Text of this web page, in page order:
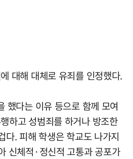
대해 대체로 유죄를 인정했다.
했다는 이유 등으로 함께 모여
하고 성범죄를 하거나 방조한
다. 피해 학생은 학교도 나가지
신체적·정신적 고통과 공포가